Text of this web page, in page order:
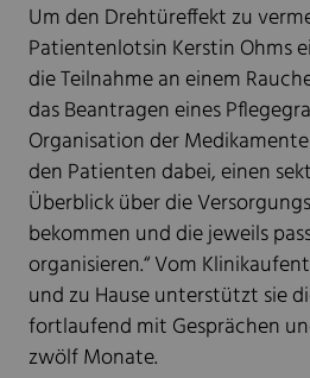
Um den Drehtüreffekt zu
Patientenlotsin Kerstin Ohms
die Teilnahme an einem
das Beantragen eines
Organisation der
den Patienten dabei, einen
Überblick über die
bekommen und die jeweils
organisieren.“ Vom
und zu Hause unterstützt sie
fortlaufend mit Gesprächen
zwölf Monate.